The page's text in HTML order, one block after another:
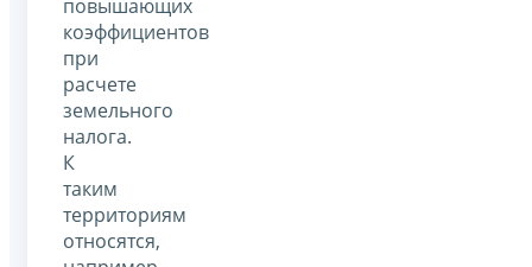
повышающих
коэффициентов
при
расчете
земельного
налога.
К
таким
территориям
относятся,